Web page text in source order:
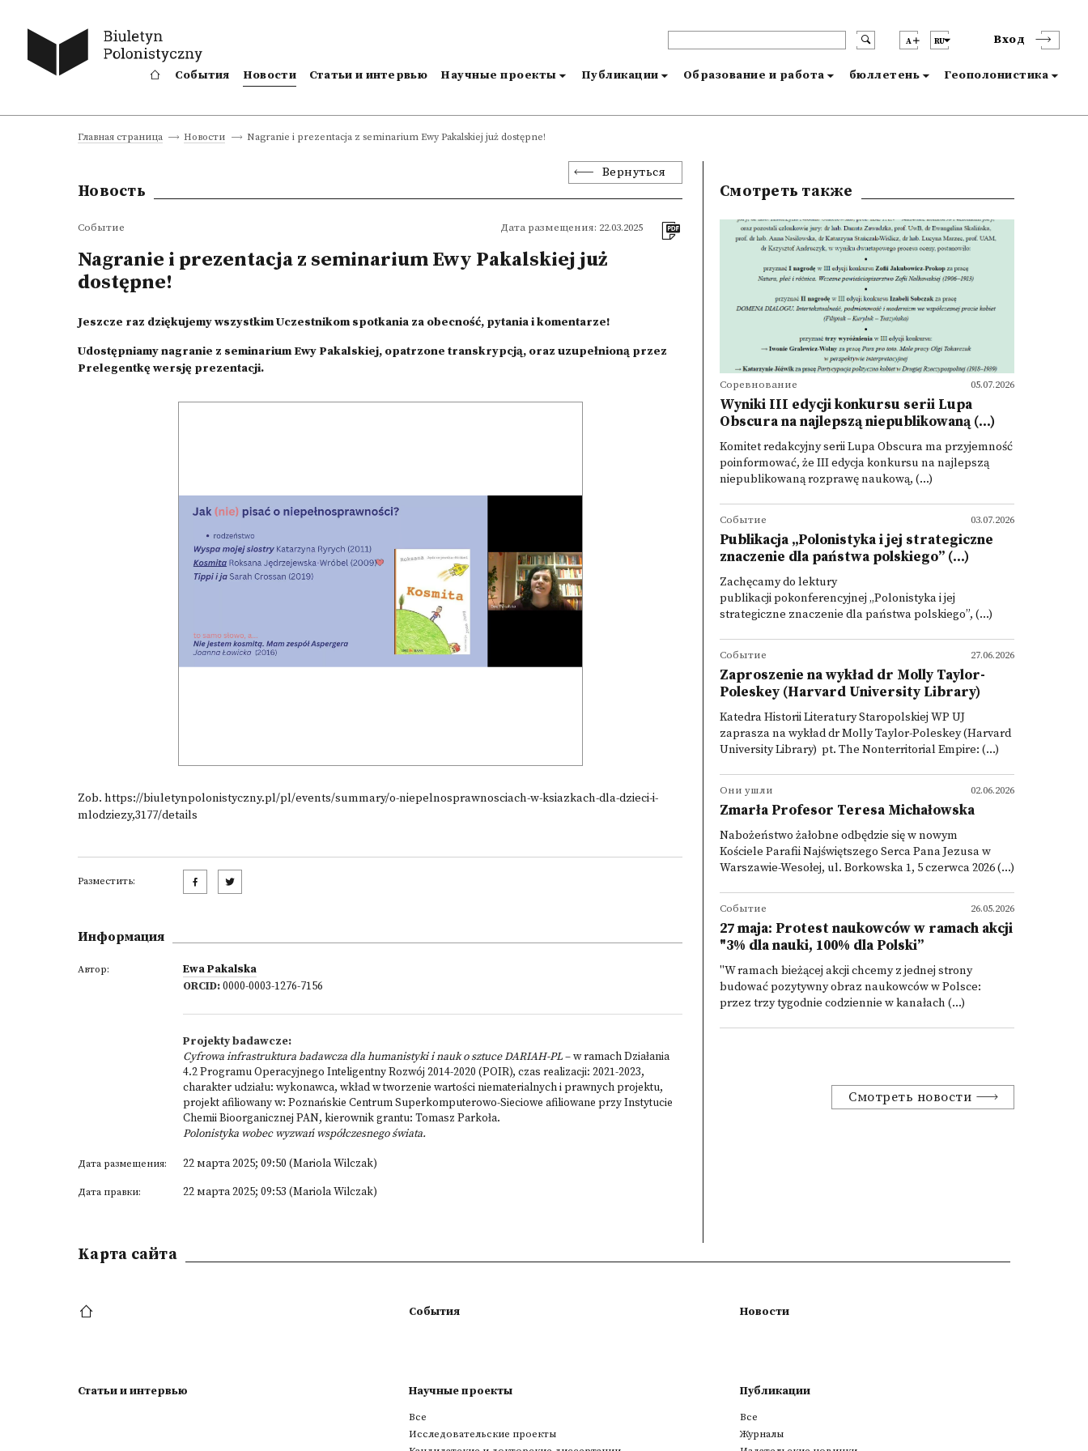
A RU Вход
События Новости Статьи и интервью Научные проекты Публикации Образование и работа бюллетень Геополонистика
Главная страница Новости Nagranie i prezentacja z seminarium Ewy Pakalskiej już dostępne!
Вернуться
Новость
Событие Дата размещения: 22.03.2025
Nagranie i prezentacja z seminarium Ewy Pakalskiej już
dostępne!
Jeszcze raz dziękujemy wszystkim Uczestnikom spotkania za obecność, pytania i komentarze!
Udostępniamy nagranie z seminarium Ewy Pakalskiej, opatrzone transkrypcją, oraz uzupełnioną przez
Prelegentkę wersję prezentacji.
Zob. https://biuletynpolonistyczny.pl/pl/events/summary/o-niepelnosprawnosciach-w-ksiazkach-dla-dzieci-i-
mlodziezy,3177/details
Разместить:
Информация
Автор:
Ewa Pakalska
ORCID:0000-0003-1276-7156
Projekty badawcze:
Cyfrowa infrastruktura badawcza dla humanistyki i nauk o sztuce DARIAH-PL– w ramach Działania
4.2 Programu Operacyjnego Inteligentny Rozwój 2014-2020 (POIR), czas realizacji: 2021-2023,
charakter udziału: wykonawca, wkład w tworzenie wartości niematerialnych i prawnych projektu,
projekt afiliowany w: Poznańskie Centrum Superkomputerowo-Sieciowe afiliowane przy Instytucie
Chemii Bioorganicznej PAN, kierownik grantu: Tomasz Parkoła.
Polonistyka wobec wyzwań współczesnego świata.
Дата размещения: 22 марта 2025; 09:50 (Mariola Wilczak)
Дата правки: 22 марта 2025; 09:53 (Mariola Wilczak)
Смотреть также
05.07.2026
Соревнование
Wyniki III edycji konkursu serii Lupa
Obscura na najlepszą niepublikowaną (...)
Komitet redakcyjny serii Lupa Obscura ma przyjemność
poinformować, że III edycja konkursu na najlepszą
niepublikowaną rozprawę naukową, (...)
03.07.2026
Событие
Publikacja „Polonistyka i jej strategiczne
znaczenie dla państwa polskiego” (...)
Zachęcamy do lektury
publikacji pokonferencyjnej „Polonistyka i jej
strategiczne znaczenie dla państwa polskiego”, (...)
27.06.2026
Событие
Zaproszenie na wykład dr Molly Taylor-
Poleskey (Harvard University Library)
Katedra Historii Literatury Staropolskiej WP UJ
zaprasza na wykład dr Molly Taylor-Poleskey (Harvard
University Library) pt. The Nonterritorial Empire: (...)
02.06.2026
Они ушли
Zmarła Profesor Teresa Michałowska
Nabożeństwo żałobne odbędzie się w nowym
Kościele Parafii Najświętszego Serca Pana Jezusa w
Warszawie-Wesołej, ul. Borkowska 1, 5 czerwca 2026 (...)
26.05.2026
Событие
27 maja: Protest naukowców w ramach akcji
"3% dla nauki, 100% dla Polski”
"W ramach bieżącej akcji chcemy z jednej strony
budować pozytywny obraz naukowców w Polsce:
przez trzy tygodnie codziennie w kanałach (...)
Смотреть новости
Kарта сайта
События Новости
Статьи и интервью Научные проекты
Все
Исследовательские проекты
Публикации
Все
Журналы